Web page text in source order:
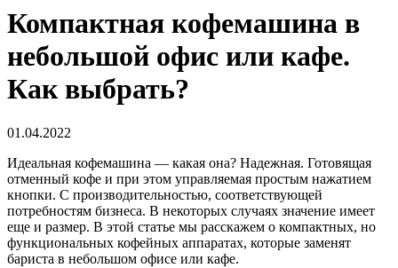
Компактная кофемашина в
небольшой офис или кафе.
Как выбрать?
01.04.2022
Идеальная кофемашина — какая она? Надежная. Готовящая
отменный кофе и при этом управляемая простым нажатием
кнопки. С производительностью, соответствующей
потребностям бизнеса. В некоторых случаях значение имеет
еще и размер. В этой статье мы расскажем о компактных, но
функциональных кофейных аппаратах, которые заменят
бариста в небольшом офисе или кафе.